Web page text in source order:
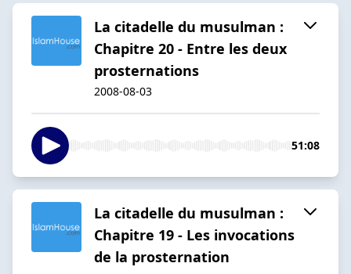
La citadelle du musulman :
Chapitre 20 - Entre les deux
prosternations
2008-08-03
51:08
La citadelle du musulman :
Chapitre 19 - Les invocations
de la prosternation